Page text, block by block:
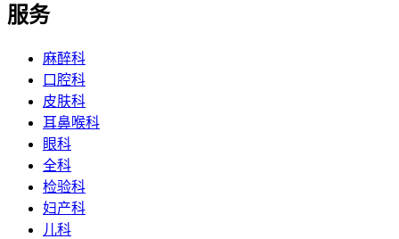
服务
麻醉科
口腔科
皮肤科
耳鼻喉科
眼科
全科
检验科
妇产科
儿科